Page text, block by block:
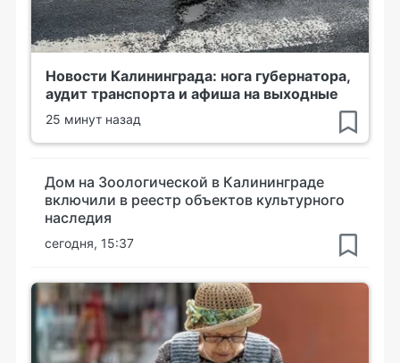
Новости Калининграда: нога губернатора,
аудит транспорта и афиша на выходные
25 минут назад
Дом на Зоологической в Калининграде
включили в реестр объектов культурного
наследия
сегодня, 15:37